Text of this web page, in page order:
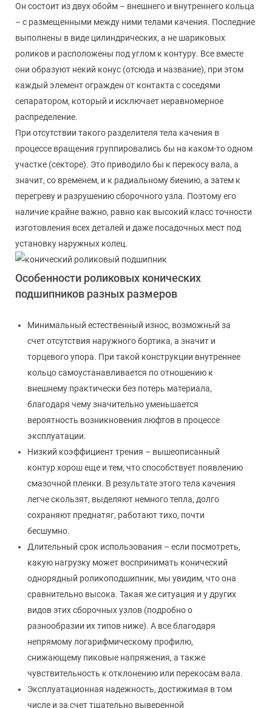
Он состоит из двух обойм – внешнего и внутреннего кольца
– с размещенными между ними телами качения. Последние
выполнены в виде цилиндрических, а не шариковых
роликов и расположены под углом к контуру. Все вместе
они образуют некий конус (отсюда и название), при этом
каждый элемент огражден от контакта с соседями
сепаратором, который и исключает неравномерное
распределение.
При отсутствии такого разделителя тела качения в
процессе вращения группировались бы на каком-то одном
участке (секторе). Это приводило бы к перекосу вала, а
значит, со временем, и к радиальному биению, а затем к
перегреву и разрушению сборочного узла. Поэтому его
наличие крайне важно, равно как высокий класс точности
изготовления всех деталей и даже посадочных мест под
установку наружных колец.
Особенности роликовых конических
подшипников разных размеров
Минимальный естественный износ, возможный за
счет отсутствия наружного бортика, а значит и
торцевого упора. При такой конструкции внутреннее
кольцо самоустанавливается по отношению к
внешнему практически без потерь материала,
благодаря чему значительно уменьшается
вероятность возникновения люфтов в процессе
эксплуатации.
Низкий коэффициент трения – вышеописанный
контур хорош еще и тем, что способствует появлению
смазочной пленки. В результате этого тела качения
легче скользят, выделяют немного тепла, долго
сохраняют преднатяг, работают тихо, почти
бесшумно.
Длительный срок использования – если посмотреть,
какую нагрузку может воспринимать конический
однорядный роликоподшипник, мы увидим, что она
сравнительно высока. Такая же ситуация и у других
видов этих сборочных узлов (подробно о
разнообразии их типов ниже). А все благодаря
непрямому логарифмическому профилю,
снижающему пиковые напряжения, а также
чувствительность к отклонению или перекосам вала.
Эксплуатационная надежность, достижимая в том
числе и за счет тщательно выверенной